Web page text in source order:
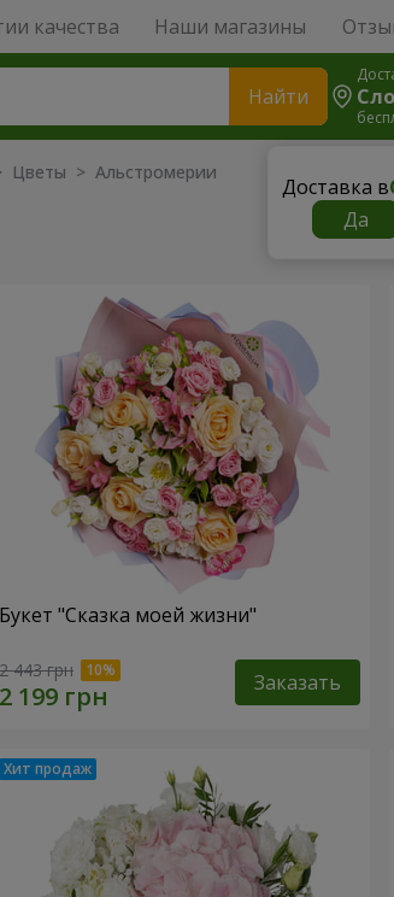
качества Наши магазины
Найти
Доставка в
Да
Цветы > Альстромерии
Букет "Сказка моей жизни"
2 443 грн Заказать